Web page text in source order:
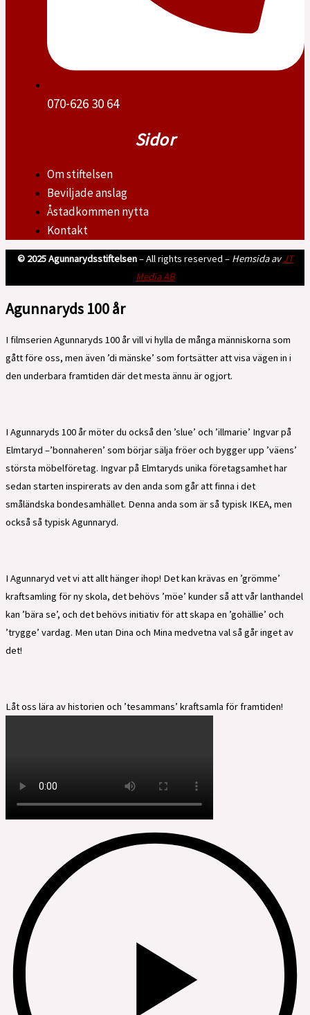
070-626 30 64
Sidor
Om stiftelsen
Beviljade anslag
Åstadkommen nytta
Kontakt
© 2025 Agunnarydsstiftelsen– All rights reserved – Hemsida avJT
Media AB
Agunnaryds 100 år
I filmserien Agunnaryds 100 år vill vi hylla de många människorna som
gått före oss, men även ’di mänske’ som fortsätter att visa vägen in i
den underbara framtiden där det mesta ännu är ogjort.
I Agunnaryds 100 år möter du också den ’slue’ och ’illmarie’ Ingvar på
Elmtaryd –’bonnaheren’ som börjar sälja fröer och bygger upp ’väens’
största möbelföretag. Ingvar på Elmtaryds unika företagsamhet har
sedan starten inspirerats av den anda som går att finna i det
småländska bondesamhället. Denna anda som är så typisk IKEA, men
också så typisk Agunnaryd.
I Agunnaryd vet vi att allt hänger ihop! Det kan krävas en ’grömme’
kraftsamling för ny skola, det behövs ’möe’ kunder så att vår lanthandel
kan ’bära se’, och det behövs initiativ för att skapa en ’gohällie’ och
’trygge’ vardag. Men utan Dina och Mina medvetna val så går inget av
det!
Låt oss lära av historien och ’tesammans’ kraftsamla för framtiden!